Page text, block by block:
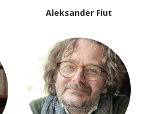
Aleksander Fiut